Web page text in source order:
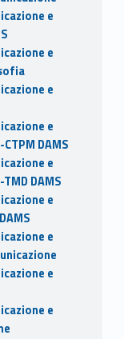
e
e
e
e
DAMS
e
DAMS
e
e
e
e